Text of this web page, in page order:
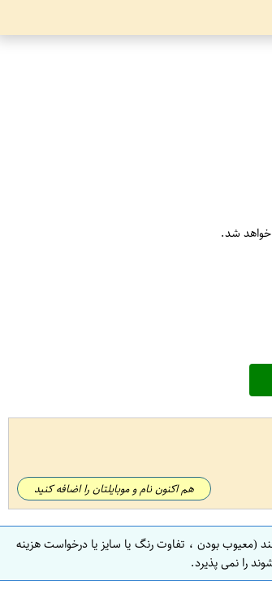
خواهد شد.
هم اکنون نام و موبایلتان را اضافه کنید
(معیوب بودن ، تفاوت رنگ یا سایز یا درخواست هزینه
را نمی پذیرد.